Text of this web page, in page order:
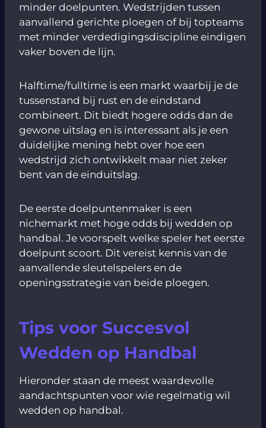
minder doelpunten. Wedstrijden tussen
aanvallend gerichte ploegen of bij topteams
met minder verdedigingsdiscipline eindigen
vaker boven de lijn.
Halftime/fulltime is een markt waarbij je de
tussenstand bij rust en de eindstand
combineert. Dit biedt hogere odds dan de
gewone uitslag en is interessant als je een
duidelijke mening hebt over hoe een
wedstrijd zich ontwikkelt maar niet zeker
bent van de einduitslag.
De eerste doelpuntenmaker is een
nichemarkt met hoge odds bij wedden op
handbal. Je voorspelt welke speler het eerste
doelpunt scoort. Dit vereist kennis van de
aanvallende sleutelspelers en de
openingsstrategie van beide ploegen.
Tips voor Succesvol
Wedden op Handbal
Hieronder staan de meest waardevolle
aandachtspunten voor wie regelmatig wil
wedden op handbal.